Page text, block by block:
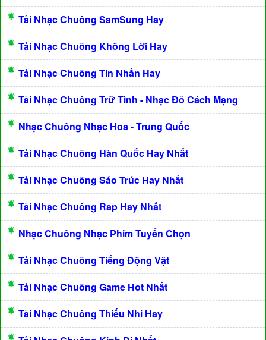
Tải Nhạc Chuông SamSung Hay
Tải Nhạc Chuông Không Lời Hay
Tải Nhạc Chuông Tin Nhắn Hay
Tải Nhạc Chuông Trữ Tình - Nhạc Đỏ Cách Mạng
Nhạc Chuông Nhạc Hoa - Trung Quốc
Tải Nhạc Chuông Hàn Quốc Hay Nhất
Tải Nhạc Chuông Sáo Trúc Hay Nhất
Tải Nhạc Chuông Rap Hay Nhất
Nhạc Chuông Nhạc Phim Tuyển Chọn
Tải Nhạc Chuông Tiếng Động Vật
Tải Nhạc Chuông Game Hot Nhất
Tải Nhạc Chuông Thiếu Nhi Hay